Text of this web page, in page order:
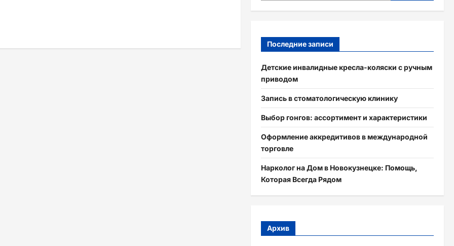
Последние записи
Детские инвалидные кресла-коляски с ручным
приводом
Запись в стоматологическую клинику
Выбор гонгов: ассортимент и характеристики
Оформление аккредитивов в международной
торговле
Нарколог на Дом в Новокузнецке: Помощь,
Которая Всегда Рядом
Архив